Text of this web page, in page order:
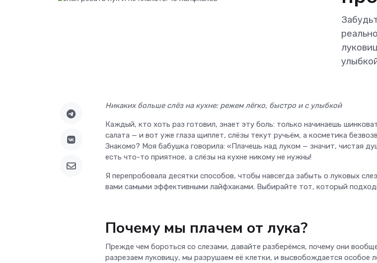
Никаких больше слёз на кухне: режем лёгко, быстро и с улыбкой
Каждый, кто хоть раз готовил, знает эту боль: только начинаешь
салата — и вот уже глаза щиплет, слёзы текут ручьём, а косметика
Знакомо? Моя бабушка говорила: «Плачешь над луком — значит, чистая
есть что-то приятное, а слёзы на кухне никому не нужны!
Я перепробовала десятки способов, чтобы навсегда забыть о луковых
вами самыми эффективными лайфхаками. Выбирайте тот, который
Почему мы плачем от лука?
Прежде чем бороться со слезами, давайте разберёмся, почему они
разрезаем луковицу, мы разрушаем её клетки, и высвобождается особое